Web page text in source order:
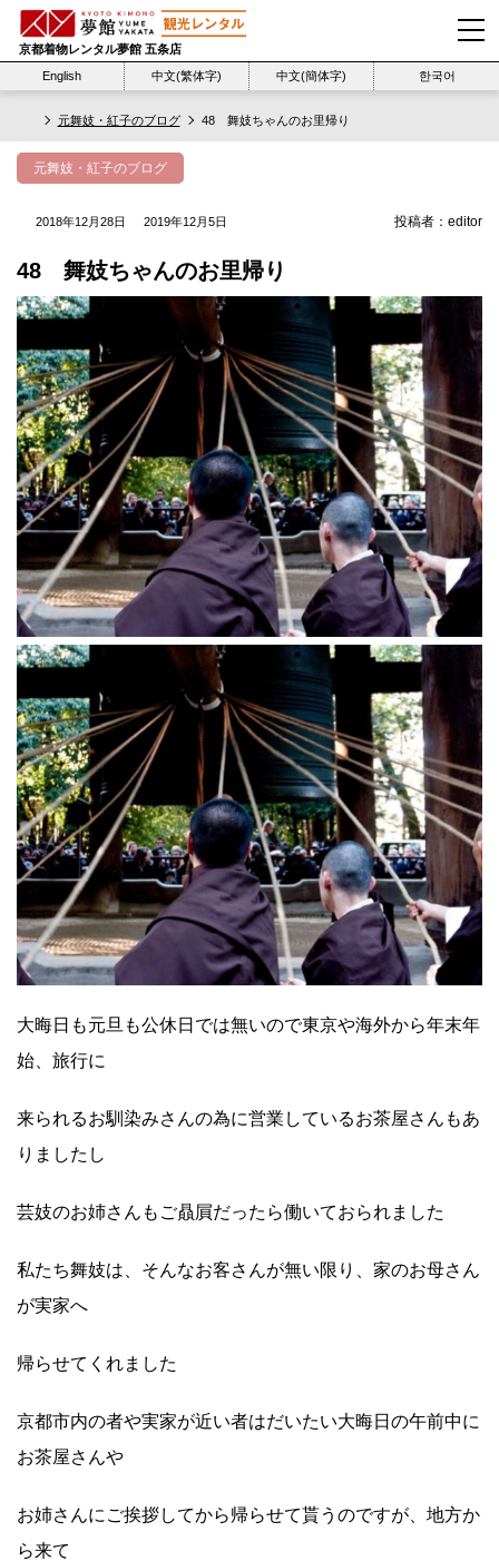
京都着物レンタル夢館 五条店
English
中文(繁体字) 中文(簡体字) 한국어
元舞妓・紅子のブログ 48 舞妓ちゃんのお里帰り
元舞妓・紅子のブログ
2018年12月28日 2019年12月5日 投稿者： editor
48 舞妓ちゃんのお里帰り
大晦日も元旦も公休日では無いので東京や海外から年末年
始、旅行に
来られるお馴染みさんの為に営業しているお茶屋さんもあ
りましたし
芸妓のお姉さんもご贔屓だったら働いておられました
私たち舞妓は、そんなお客さんが無い限り、家のお母さん
が実家へ
帰らせてくれました
京都市内の者や実家が近い者はだいたい大晦日の午前中に
お茶屋さんや
お姉さんにご挨拶してから帰らせて貰うのですが、地方か
ら来て